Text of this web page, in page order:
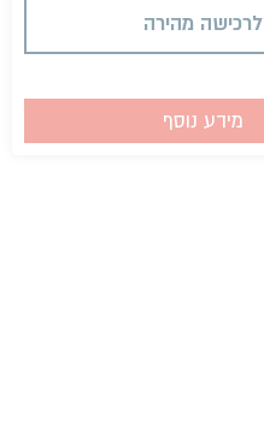
לרכישה מהירה
מידע נוסף